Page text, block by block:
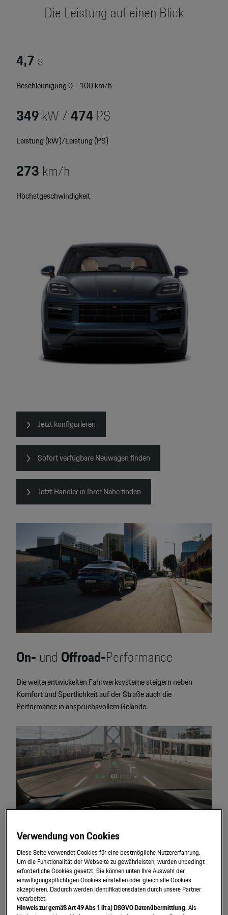
Motorsport & Events
Wir über uns
Newsletter abonnieren
Porsche Gebrauchtwagen
Konfigurator
Car Configurator
Porsche Timepieces
Die Leistung auf einen Blick
4,7s
Beschleunigung 0 - 100 km/h
349kW /474PS
Leistung (kW)/Leistung (PS)
273 km/h
Höchstgeschwindigkeit
Jetzt konfigurieren
Sofort verfügbare Neuwagen finden
Jetzt Händler in Ihrer Nähe finden
On- und Offroad-Performance
Die weiterentwickelten Fahrwerksysteme steigern neben
Komfort und Sportlichkeit auf der Straße auch die
Performance in anspruchsvollem Gelände.
Assistenzsysteme.
Alle Cayenne Modelle lassen sich mit zahlreichen
Assistenzsystemen ausstatten, die den Fahrkomfort weiter
steigern und die Sicherheit verbessern.
Verwendung von Cookies
Diese Seite verwendet Cookies für eine bestmögliche Nutzererfahrung.
Um die Funktionalität der Webseite zu gewährleisten, wurden unbedingt
erforderliche Cookies gesetzt. Sie können unten Ihre Auswahl der
einwilligungspflichtigen Cookies einstellen oder gleich alle Cookies
akzeptieren. Dadurch werden Identifikationsdaten durch unsere Partner
verarbeitet.
Hinweis zur gemäß Art 49 Abs 1 lit a) DSGVO Datenübermittlung:Als